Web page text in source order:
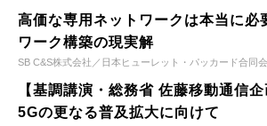
高価な専用ネットワークは本当に必
ワーク構築の現実解
SB C&S株式会社／日本ヒューレット・パッカード合同
【基調講演・総務省 佐藤移動通信
5Gの更なる普及拡大に向けて